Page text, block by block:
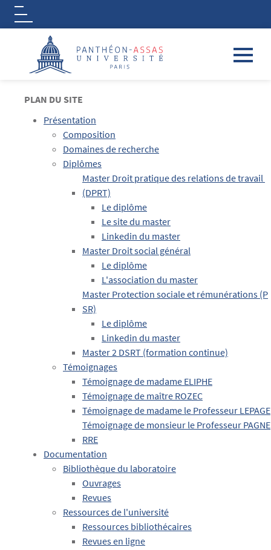
Logo
PLAN DU SITE
Présentation
Composition
Domaines de recherche
Diplômes
Master Droit pratique des relations de travail
(DPRT)
Le diplôme
Le site du master
Linkedin du master
Master Droit social général
Le diplôme
L'association du master
Master Protection sociale et rémunérations (P
SR)
Le diplôme
Linkedin du master
Master 2 DSRT (formation continue)
Témoignages
Témoignage de madame ELIPHE
Témoignage de maître ROZEC
Témoignage de madame le Professeur LEPAGE
Témoignage de monsieur le Professeur PAGNE
RRE
Documentation
Bibliothèque du laboratoire
Ouvrages
Revues
Ressources de l'université
Ressources bibliothécaires
Revues en ligne